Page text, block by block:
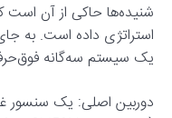
شنیده‌ها حاکی از آن است
استراتژی داده است. به جای
یک سیستم سه‌گانه